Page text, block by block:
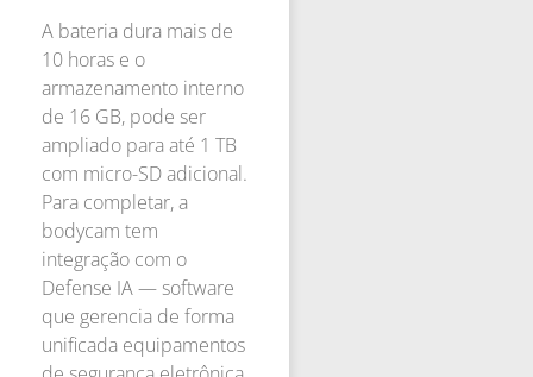
A bateria dura mais de
10 horas e o
armazenamento interno
de 16 GB, pode ser
ampliado para até 1 TB
com micro-SD adicional.
Para completar, a
bodycam tem
integração com o
Defense IA — software
que gerencia de forma
unificada equipamentos